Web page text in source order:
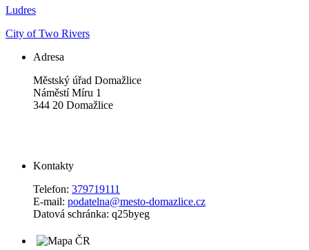
Ludres
City of Two Rivers
Adresa
Městský úřad Domažlice
Náměstí Míru 1
344 20 Domažlice
Kontakty
Telefon: 379719111
E-mail: podatelna@mesto-domazlice.cz
Datová schránka: q25byeg